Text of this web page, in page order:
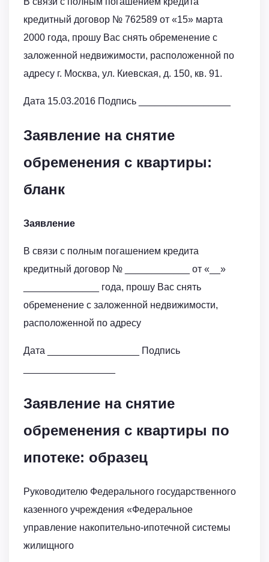
кредитный договор № 762589 от «15» марта
2000 года, прошу Вас снять обременение с
заложенной недвижимости, расположенной по
адресу г. Москва, ул. Киевская, д. 150, кв. 91.
Дата 15.03.2016 Подпись _________________
Заявление на снятие
обременения с квартиры:
бланк
Заявление
В связи с полным погашением кредита
кредитный договор № ____________ от «__»
______________ года, прошу Вас снять
обременение с заложенной недвижимости,
расположенной по адресу
Дата _________________ Подпись
Заявление на снятие
обременения с квартиры по
ипотеке: образец
Руководителю Федерального государственного
казенного учреждения «Федеральное
управление накопительно-ипотечной системы
жилищного